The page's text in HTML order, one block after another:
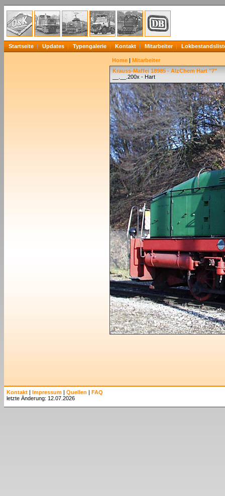
Startseite Updates Typengalerie Kontakt Mitarbeiter
Home | Mitarbeiter
Krauss-Maffei 18985 - AlzChem Hart "7"
__.__.200x - Hart
Kontakt | Impressum | Quellen | FAQ
letzte Änderung: 12.07.2026